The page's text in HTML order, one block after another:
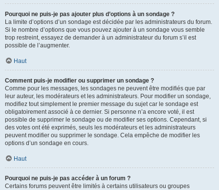
Pourquoi ne puis-je pas ajouter plus d’options à un sondage ?
La limite d’options d’un sondage est décidée par les administrateurs du forum.
Si le nombre d’options que vous pouvez ajouter à un sondage vous semble
trop restreint, essayez de demander à un administrateur du forum s’il est
possible de l’augmenter.
Haut
Comment puis-je modifier ou supprimer un sondage ?
Comme pour les messages, les sondages ne peuvent être modifiés que par
leur auteur, les modérateurs et les administrateurs. Pour modifier un sondage,
modifiez tout simplement le premier message du sujet car le sondage est
obligatoirement associé à ce dernier. Si personne n’a encore voté, il est
possible de supprimer le sondage ou de modifier ses options. Cependant, si
des votes ont été exprimés, seuls les modérateurs et les administrateurs
peuvent modifier ou supprimer le sondage. Cela empêche de modifier les
options d’un sondage en cours.
Haut
Pourquoi ne puis-je pas accéder à un forum ?
Certains forums peuvent être limités à certains utilisateurs ou groupes